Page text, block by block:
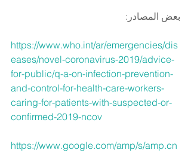
بعض المصادر:
https://www.who.int/ar/emergencies/dis
eases/novel-coronavirus-2019/advice-
for-public/q-a-on-infection-prevention-
and-control-for-health-care-workers-
caring-for-patients-with-suspected-or-
confirmed-2019-ncov
https://www.google.com/amp/s/amp.cn